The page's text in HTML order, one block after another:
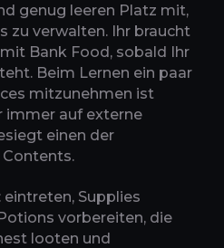
genug leeren Platz mit,
zu verwalten. Ihr braucht
Bank Food, sobald Ihr
Beim Lernen ein paar
mitzunehmen ist
immer auf externe
einen der
Supplies
vorbereiten, die
looten und